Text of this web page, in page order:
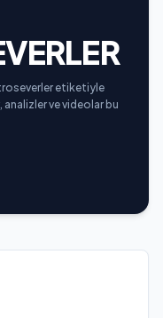
etiketiyle
analizler ve videolar bu